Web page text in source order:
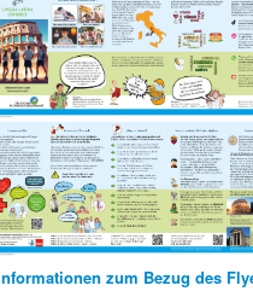
zum Bezug des